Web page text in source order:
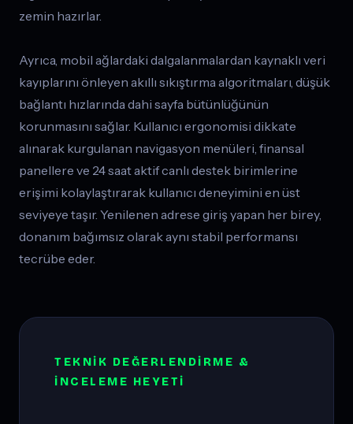
zemin hazırlar.
Ayrıca, mobil ağlardaki dalgalanmalardan kaynaklı veri
kayıplarını önleyen akıllı sıkıştırma algoritmaları, düşük
bağlantı hızlarında dahi sayfa bütünlüğünün
korunmasını sağlar. Kullanıcı ergonomisi dikkate
alınarak kurgulanan navigasyon menüleri, finansal
panellere ve 24 saat aktif canlı destek birimlerine
erişimi kolaylaştırarak kullanıcı deneyimini en üst
seviyeye taşır. Yenilenen adrese giriş yapan her birey,
donanım bağımsız olarak aynı stabil performansı
tecrübe eder.
TEKNIK DEĞERLENDIRME &
İNCELEME HEYETI